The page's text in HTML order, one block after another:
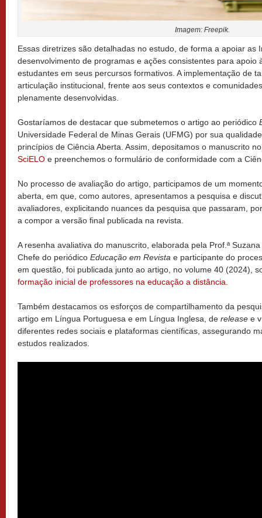
Imagem: Freepik.
Essas diretrizes são detalhadas no estudo, de forma a apoiar as
desenvolvimento de programas e ações consistentes para apoio
estudantes em seus percursos formativos. A implementação de
articulação institucional, frente aos seus contextos e
plenamente desenvolvidas.
Gostaríamos de destacar que submetemos o artigo ao periódico
Universidade Federal de Minas Gerais (UFMG) por sua
princípios de Ciência Aberta. Assim, depositamos o manuscrito
SciELO e preenchemos o formulário de conformidade com a
No processo de avaliação do artigo, participamos de um
aberta, em que, como autores, apresentamos a pesquisa e
avaliadores, explicitando nuances da pesquisa que passaram,
a compor a versão final publicada na revista.
A resenha avaliativa do manuscrito, elaborada pela Prof.ª
Chefe do periódico Educação em Revista e participante do
em questão, foi publicada junto ao artigo, no volume 40 (2024),
formação inicial de professores na educação a distância.
Também destacamos os esforços de compartilhamento da
artigo em Língua Portuguesa e em Língua Inglesa, de release e
diferentes redes sociais e plataformas científicas, assegurando
estudos realizados.